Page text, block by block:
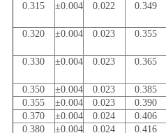
0.315 ±0.004 0.022 0.349
0.320 ±0.004 0.023 0.355
0.330 ±0.004 0.023 0.365
0.350 ±0.004 0.023 0.385
0.355
±0.004 0.023 0.390
0.370
±0.004 0.024 0.406
0.380
±0.004 0.024 0.416